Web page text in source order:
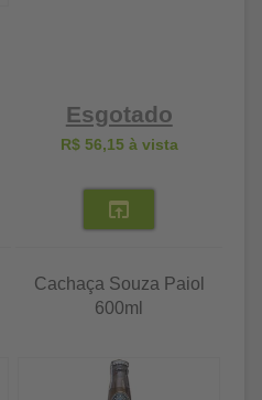
Esgotado
R$ 56,15à vista
Cachaça Souza Paiol
600ml